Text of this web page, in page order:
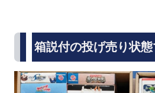
箱説付の投げ売り状態